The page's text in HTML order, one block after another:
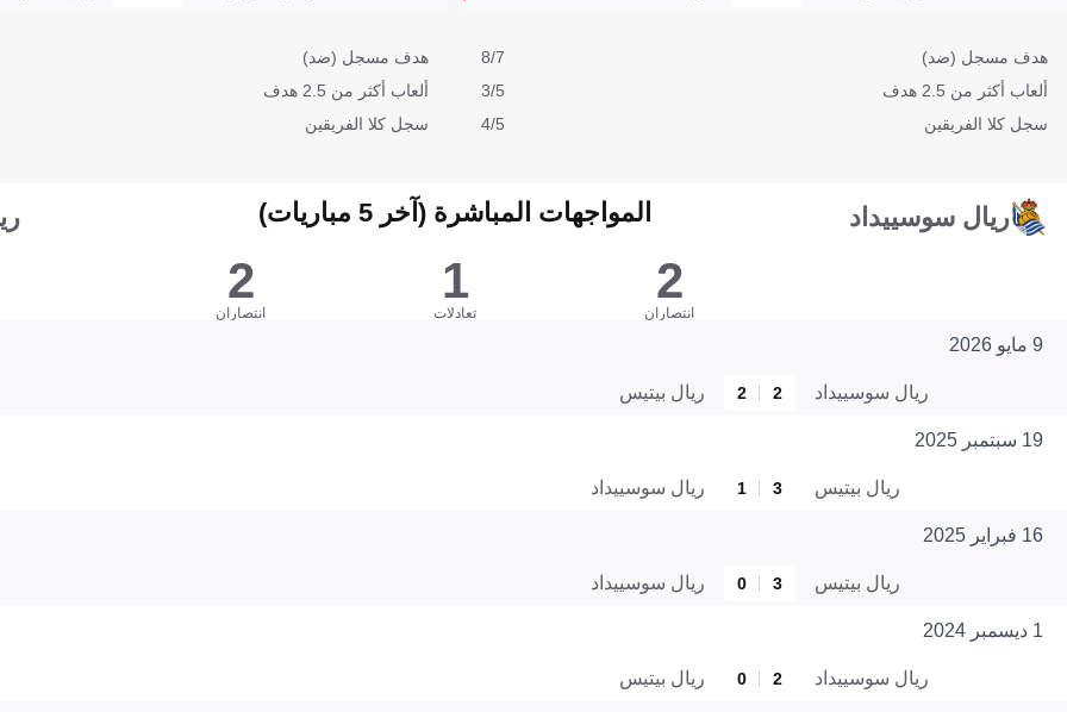
هدف مسجل (ضد)
8/7
ألعاب أكثر من 2.5 هدف
3/5
سجل كلا الفريقين
4/5
هدف مسجل (ضد)
ألعاب أكثر من 2.5 هدف
سجل كلا الفريقين
ريال سوسييداد المواجهات المباشرة (آخر 5 مباريات)
2
انتصاران
1
تعادلات
2
انتصاران
9 مايو 2026
ريال سوسييداد 2
2 ريال بيتيس
19 سبتمبر 2025
ريال بيتيس 3
1 ريال سوسييداد
16 فبراير 2025
ريال بيتيس 3
0 ريال سوسييداد
1 ديسمبر 2024
ريال سوسييداد 2
0 ريال بيتيس